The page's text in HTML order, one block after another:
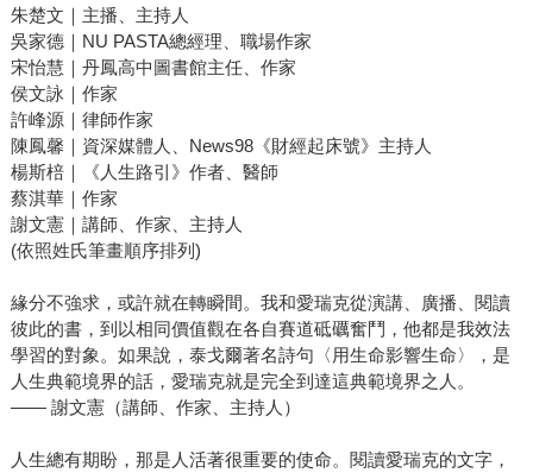
僅見證他尾牙抽到獎，也能感受到他身上的氣流變得順暢，
每天都精神奕奕、神采飛揚。願這本好書也能讓更多有緣讀
者看見，帶領大家走向「愈來愈正向」的人生！
朱楚文｜主播、主持人
吳家德｜NU PASTA總經理、職場作家
宋怡慧｜丹鳳高中圖書館主任、作家
侯文詠｜作家
許峰源｜律師作家
陳鳳馨｜資深媒體人、News98《財經起床號》主持人
楊斯棓｜《人生路引》作者、醫師
蔡淇華｜作家
謝文憲｜講師、作家、主持人
(依照姓氏筆畫順序排列)
緣分不強求，或許就在轉瞬間。我和愛瑞克從演講、廣播、閱讀
彼此的書，到以相同價值觀在各自賽道砥礪奮鬥，他都是我效法
學習的對象。如果說，泰戈爾著名詩句〈用生命影響生命〉，是
人生典範境界的話，愛瑞克就是完全到達這典範境界之人。
—— 謝文憲（講師、作家、主持人）
人生總有期盼，那是人活著很重要的使命。閱讀愛瑞克的文字，